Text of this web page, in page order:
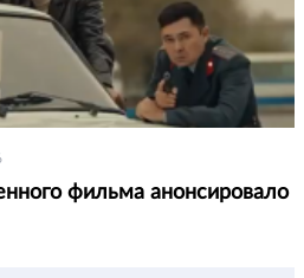
фильма анонсировало